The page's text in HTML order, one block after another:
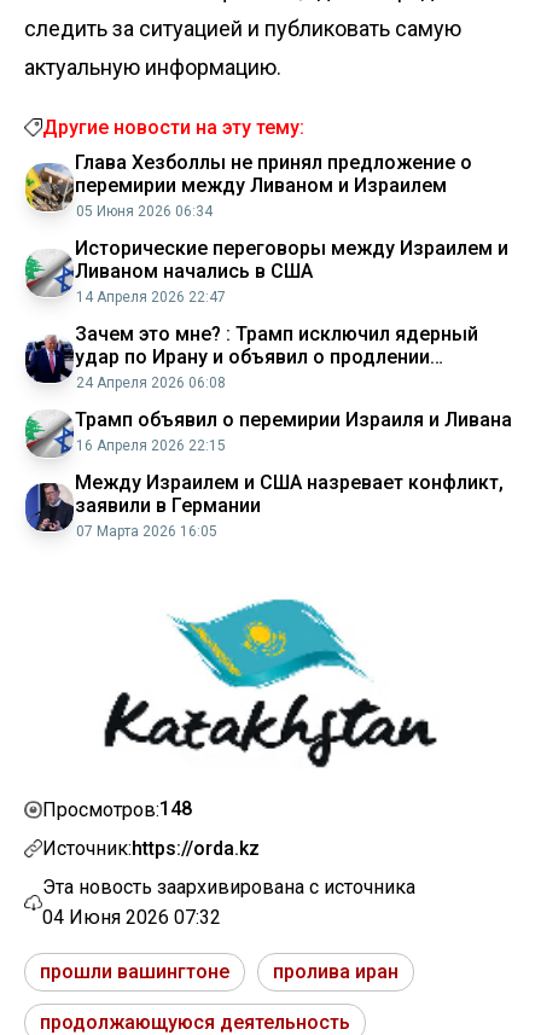
следить за ситуацией и публиковать самую
актуальную информацию.
Другие новости на эту тему:
Глава Хезболлы не принял предложение о
перемирии между Ливаном и Израилем
05 Июня 2026 06:34
Исторические переговоры между Израилем и
Ливаном начались в США
14 Апреля 2026 22:47
Зачем это мне? : Трамп исключил ядерный
удар по Ирану и объявил о продлении
перемирия между Израилем и Ливаном
24 Апреля 2026 06:08
Трамп объявил о перемирии Израиля и Ливана
16 Апреля 2026 22:15
Между Израилем и США назревает конфликт,
заявили в Германии
07 Марта 2026 16:05
Просмотров:148
Источник:https://orda.kz
Эта новость заархивирована с источника
04 Июня 2026 07:32
прошли вашингтоне пролива иран
продолжающуюся деятельность